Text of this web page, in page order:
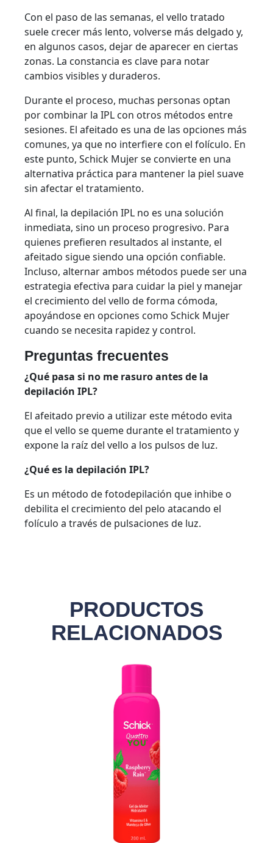
Con el paso de las semanas, el vello tratado
suele crecer más lento, volverse más delgado y,
en algunos casos, dejar de aparecer en ciertas
zonas. La constancia es clave para notar
cambios visibles y duraderos.
Durante el proceso, muchas personas optan
por combinar la IPL con otros métodos entre
sesiones. El afeitado es una de las opciones más
comunes, ya que no interfiere con el folículo. En
este punto, Schick Mujer se convierte en una
alternativa práctica para mantener la piel suave
sin afectar el tratamiento.
Al final, la depilación IPL no es una solución
inmediata, sino un proceso progresivo. Para
quienes prefieren resultados al instante, el
afeitado sigue siendo una opción confiable.
Incluso, alternar ambos métodos puede ser una
estrategia efectiva para cuidar la piel y manejar
el crecimiento del vello de forma cómoda,
apoyándose en opciones como Schick Mujer
cuando se necesita rapidez y control.
Preguntas frecuentes
¿Qué pasa si no me rasuro antes de la
depilación IPL?
El afeitado previo a utilizar este método evita
que el vello se queme durante el tratamiento y
expone la raíz del vello a los pulsos de luz.
¿Qué es la depilación IPL?
Es un método de fotodepilación que inhibe o
debilita el crecimiento del pelo atacando el
folículo a través de pulsaciones de luz.
PRODUCTOS
RELACIONADOS